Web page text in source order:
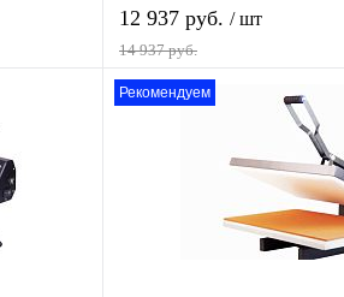
12 937 руб. / шт
14 937 руб.
Рекомендуем